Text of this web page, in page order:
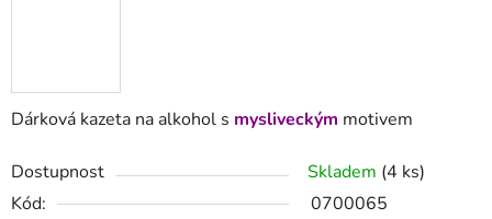
Dárková kazeta na alkohol s mysliveckým motivem
Dostupnost Skladem (4 ks)
Kód:
0700065